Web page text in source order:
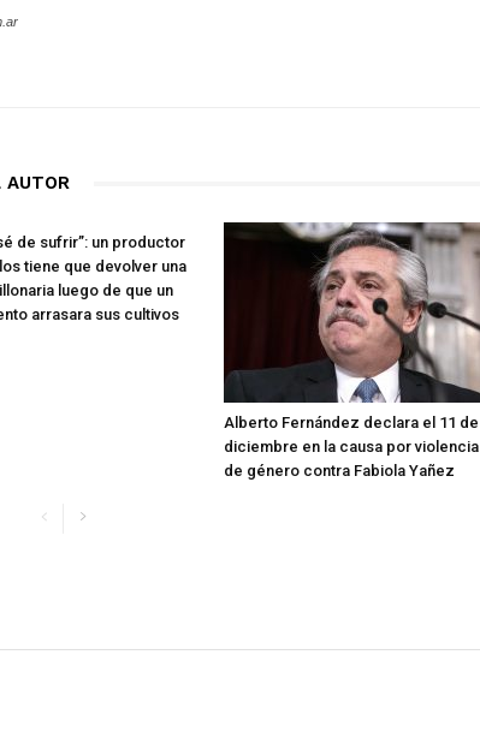
AUTOR
de sufrir”: un productor
tiene que devolver una
luego de que un
arrasara sus cultivos
Alberto Fernández declara el 11 de
diciembre en la causa por violencia
de género contra Fabiola Yañez